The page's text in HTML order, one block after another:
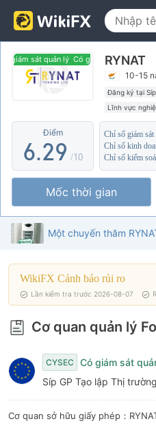
giám sát quản lý Có giám sát quản lý
RYNAT
10-15
Đăng ký tại Síp
Lĩnh vực
Nguy cơ rủi
Điểm
1
2
3
5
6
7
8
9
.
1
2
3
4
5
6
7
8
4
5
6
8
9 /10
Chỉ số kinh
Mốc thời gian
WikiFX Cảnh báo rủi ro
Lần kiểm tra trước 2026-08-07
Cơ quan quản lý
CYSEC
Có giám sát
Síp GP Tạo lập Thị
Cơ quan sở hữu giấy phép：